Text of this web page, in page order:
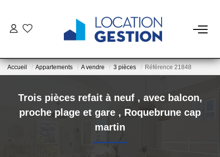
La Gestion Du Bien
La Gestion Du Locataire
Accueil Appartements A vendre 3 pièces Référence 21848
Trois pièces refait à neuf , avec balcon,
proche plage et gare , Roquebrune cap
martin